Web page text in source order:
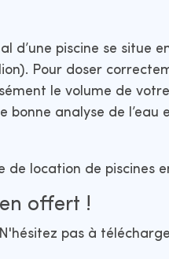
d’une piscine se situe
Pour doser
le volume de
analyse de l’eau
de location de piscines
offert !
pas à